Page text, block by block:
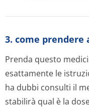
3. come
Prenda questo
esattamente le
ha dubbi consulti il
stabilirà qual è la